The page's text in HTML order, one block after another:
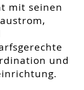
mit seinen
und